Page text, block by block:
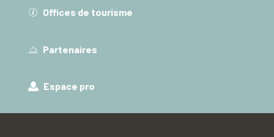
Offices de tourisme
Partenaires
Espace pro